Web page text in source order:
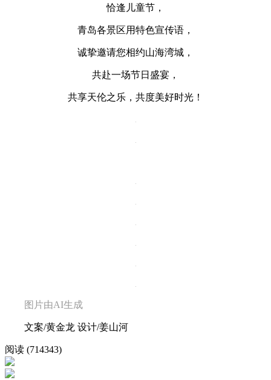
恰逢儿童节，
青岛各景区用特色宣传语，
诚挚邀请您相约山海湾城，
共赴一场节日盛宴，
共享天伦之乐，共度美好时光！
图片由AI生成
文案/黄金龙 设计/姜山河
阅读 (714343)